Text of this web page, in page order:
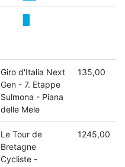
Giro d'Italia Next
Gen - 7. Etappe
Sulmona - Piana
delle Mele
135,00
Le Tour de
Bretagne
Cycliste -
1245,00